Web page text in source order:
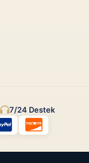
7/24 Destek